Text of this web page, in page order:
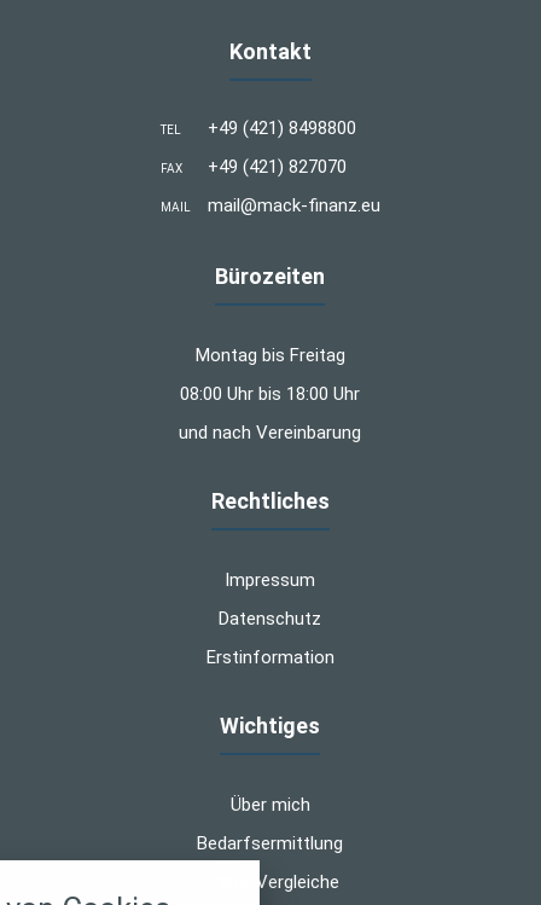
Kontakt
TEL +49 (421) 8498800
FAX +49 (421) 827070
MAIL mail@mack-finanz.eu
Bürozeiten
Montag bis Freitag
08:00 Uhr bis 18:00 Uhr
und nach Vereinbarung
Rechtliches
Impressum
Datenschutz
Erstinformation
Wichtiges
Über mich
Bedarfsermittlung
Online-Vergleiche